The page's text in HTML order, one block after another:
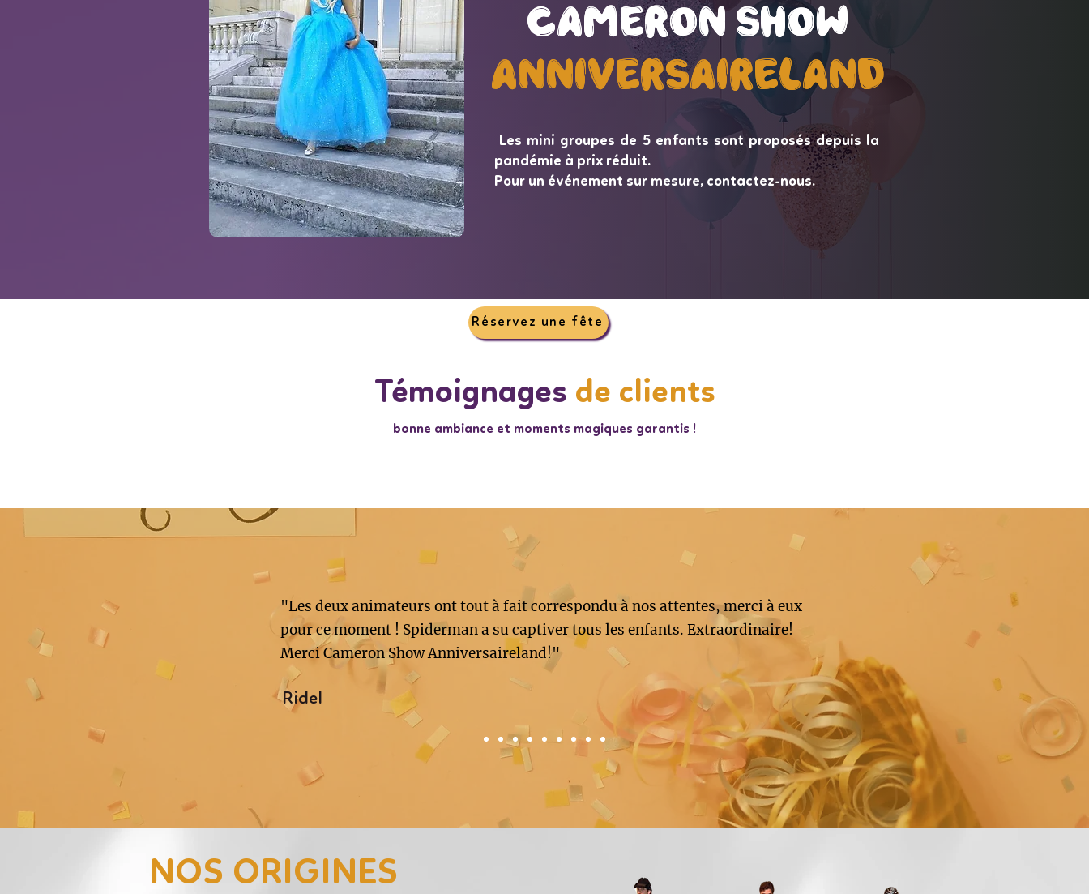
Cameron Show
AnniversaireLand
Cameron Show
AnniversaireLand
Les mini groupes de 5 enfants sont proposés depuis la
pandémie à prix réduit.
Pour un événement sur mesure, contactez-nous.
Réservez une fête
Témoignages de clients
bonne ambiance et moments magiques garantis !
"Les deux animateurs ont tout à fait correspondu à nos attentes, merci à eux
pour ce moment ! Spiderman a su captiver tous les enfants. Extraordinaire!
Merci Cameron Show Anniversaireland!"
Ridel
NOS ORIGINES